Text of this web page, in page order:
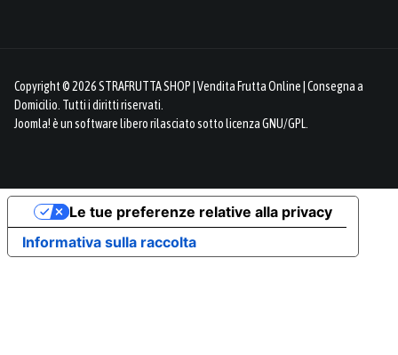
Copyright © 2026 STRAFRUTTA SHOP | Vendita Frutta Online | Consegna a
Domicilio. Tutti i diritti riservati.
Joomla!è un software libero rilasciato sottolicenza GNU/GPL.
Informativa sulla raccolta
Le tue preferenze relative alla privacy